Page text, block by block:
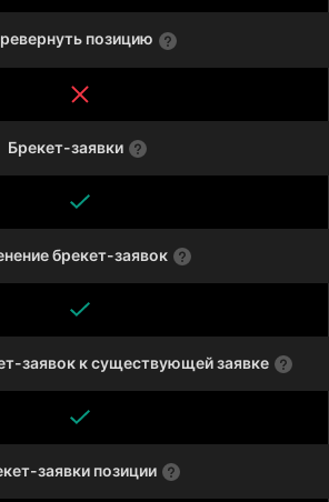
позицию
Брекет-заявки
брекет-заявок
заявок к существующей заявке
заявки позиции